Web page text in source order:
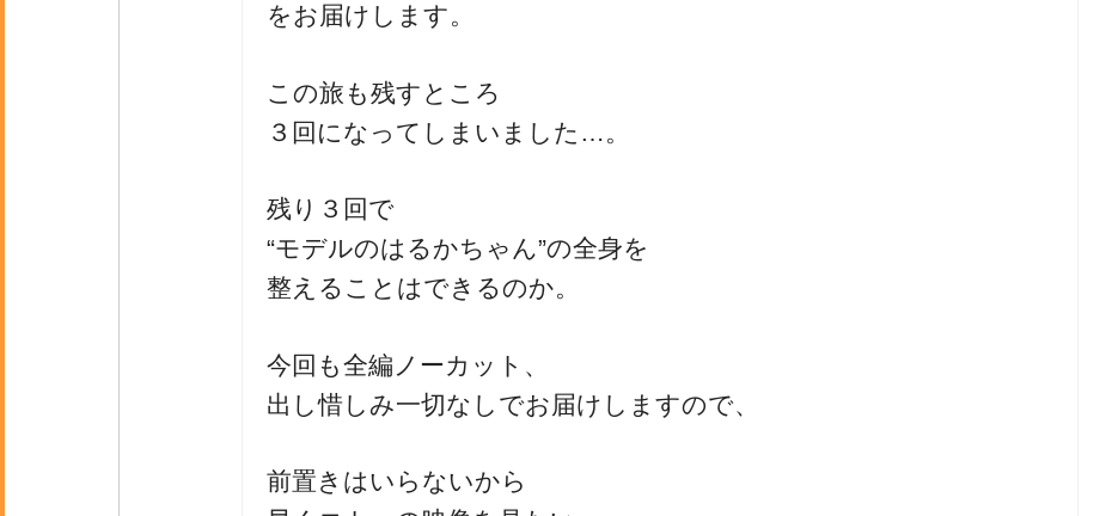
をお届けします。
この旅も残すところ
３回になってしまいました…。
残り３回で
“モデルのはるかちゃん”の全身を
整えることはできるのか。
今回も全編ノーカット、
出し惜しみ一切なしでお届けしますので、
前置きはいらないから